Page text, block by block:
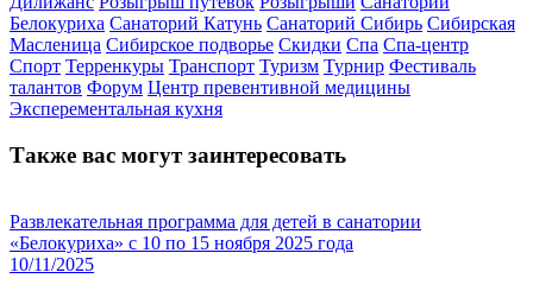
Белокуриха Санаторий Катунь Санаторий Сибирь Сибирская
Масленица Сибирское подворье Скидки Спа Спа-центр
Спорт Терренкуры Транспорт Туризм Турнир Фестиваль
талантов Форум Центр превентивной медицины
Эксперементальная кухня
Также вас могут заинтересовать
Развлекательная программа для детей в санатории
«Белокуриха» с 10 по 15 ноября 2025 года
10/11/2025